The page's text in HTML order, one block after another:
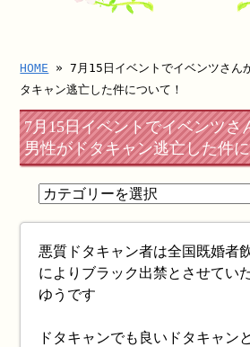
HOME » 7月15日イベントでイベンツさん
タキャン逃亡した件について！
7月15日イベントでイベンツさ
男性がドタキャン逃亡した件
悪質ドタキャン者は全国既婚者
によりブラック出禁とさせてい
ゆうです
ドタキャンでも良いドタキャン